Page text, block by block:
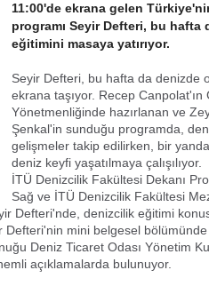
11:00'de ekrana gelen
programı Seyir Defteri, bu hafta
eğitimini masaya yatırıyor.
Seyir Defteri, bu hafta da denizde
ekrana taşıyor. Recep Canpolat'ın
Yönetmenliğinde hazırlanan ve
Şenkal'in sunduğu programda,
gelişmeler takip edilirken, bir
deniz keyfi yaşatılmaya çalışılıyor.
İTÜ Denizcilik Fakültesi Dekanı
Sağ ve İTÜ Denizcilik Fakültesi
Defteri'nde, denizcilik eğitimi
Defteri'nin mini belgesel
Deniz Ticaret Odası Yönetim
açıklamalarda bulunuyor.